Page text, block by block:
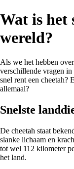
Wat is het
wereld?
Als we het hebben
verschillende vragen
snel rent een cheetah?
allemaal?
Snelste
De cheetah staat
slanke lichaam en
tot wel 112 kilometer
het land.